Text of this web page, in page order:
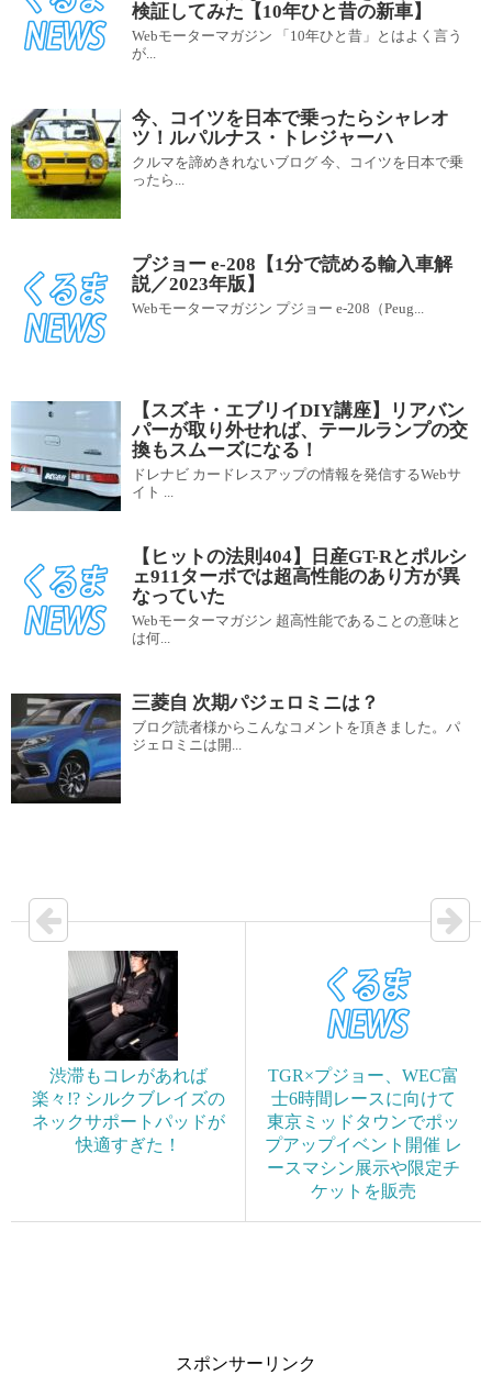
検証してみた【10年ひと昔の新車】
Webモーターマガジン 「10年ひと昔」とはよく言う
が...
今、コイツを日本で乗ったらシャレオ
ツ！ルパルナス・トレジャーハ
クルマを諦めきれないブログ 今、コイツを日本で乗
ったら...
プジョー e-208【1分で読める輸入車解
説／2023年版】
Webモーターマガジン プジョー e-208（Peug...
【スズキ・エブリイDIY講座】リアバン
パーが取り外せれば、テールランプの交
換もスムーズになる！
ドレナビ カードレスアップの情報を発信するWebサ
イト ...
【ヒットの法則404】日産GT-Rとポルシ
ェ911ターボでは超高性能のあり方が異
なっていた
Webモーターマガジン 超高性能であることの意味と
は何...
三菱自 次期パジェロミニは？
ブログ読者様からこんなコメントを頂きました。パ
ジェロミニは開...
渋滞もコレがあれば
楽々!? シルクブレイズの
ネックサポートパッドが
快適すぎた！
TGR×プジョー、WEC富
士6時間レースに向けて
東京ミッドタウンでポッ
プアップイベント開催 レ
ースマシン展示や限定チ
ケットを販売
スポンサーリンク